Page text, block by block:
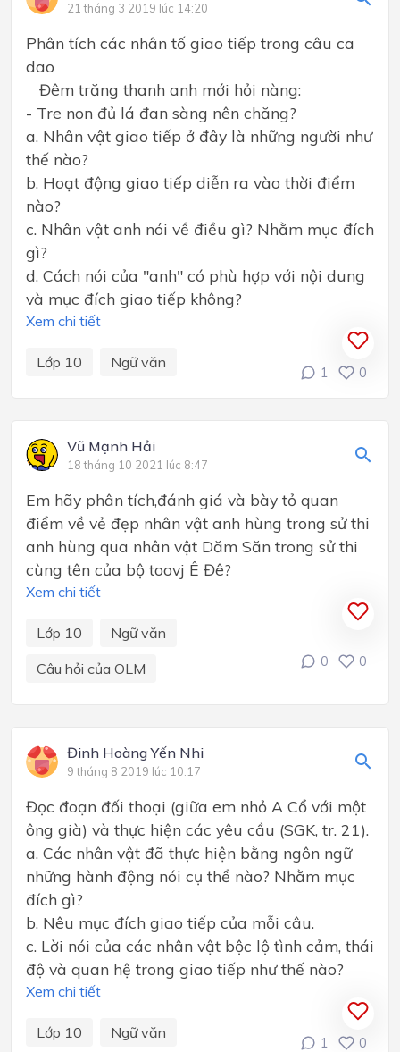
21 tháng 3 2019 lúc 14:20
Phân tích các nhân tố giao tiếp trong câu ca
dao
Đêm trăng thanh anh mới hỏi nàng:
- Tre non đủ lá đan sàng nên chăng?
a. Nhân vật giao tiếp ở đây là những người như
thế nào?
b. Hoạt động giao tiếp diễn ra vào thời điểm
nào?
c. Nhân vật anh nói về điều gì? Nhằm mục đích
gì?
d. Cách nói của "anh" có phù hợp với nội dung
và mục đích giao tiếp không?
Xem chi tiết
Lớp 10 Ngữ văn
1 0
Vũ Mạnh Hải
18 tháng 10 2021 lúc 8:47
Em hãy phân tích,đánh giá và bày tỏ quan
điểm về vẻ đẹp nhân vật anh hùng trong sử thi
anh hùng qua nhân vật Dăm Săn trong sử thi
cùng tên của bộ toovj Ê Đê?
Xem chi tiết
Lớp 10
Ngữ văn
Câu hỏi của OLM
0 0
Đinh Hoàng Yến Nhi
9 tháng 8 2019 lúc 10:17
Đọc đoạn đối thoại (giữa em nhỏ A Cổ với một
ông già) và thực hiện các yêu cầu (SGK, tr. 21).
a. Các nhân vật đã thực hiện bằng ngôn ngữ
những hành động nói cụ thể nào? Nhằm mục
đích gì?
b. Nêu mục đích giao tiếp của mỗi câu.
c. Lời nói của các nhân vật bộc lộ tình cảm, thái
độ và quan hệ trong giao tiếp như thế nào?
Xem chi tiết
Lớp 10 Ngữ văn
1 0